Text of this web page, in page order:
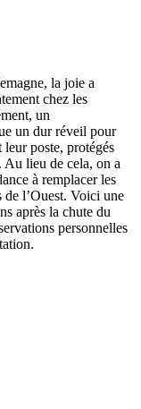
la joie a
chez les
un
un dur réveil pour
poste, protégés
Au lieu de cela, on a
à remplacer les
de l’Ouest. Voici une
après la chute du
personnelles